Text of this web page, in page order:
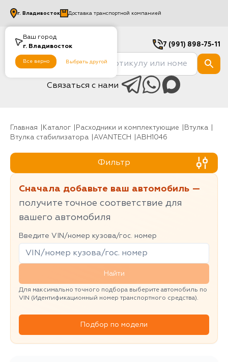
Ваш город
г. Владивосток
Все верно Выбрать другой
г. Владивосток Доставка транспортной компанией
7 (991) 898-75-11
Связаться с нами
Главная Каталог Расходники и комплектующие
Втулка
Втулка стабилизатора
AVANTECH ABH1046
Фильтр
Сначала добавьте ваш автомобиль —
получите точное соответствие для
вашего автомобиля
Введите VIN/номер кузова/гос. номер
Найти
Для максимально точного подбора выберите автомобиль по
VIN (Идентификационный номер транспортного средства).
Подбор по модели